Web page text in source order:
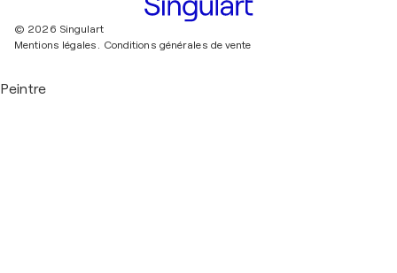
© 2026 Singulart
Mentions légales.
Conditions générales de vente
Peintre